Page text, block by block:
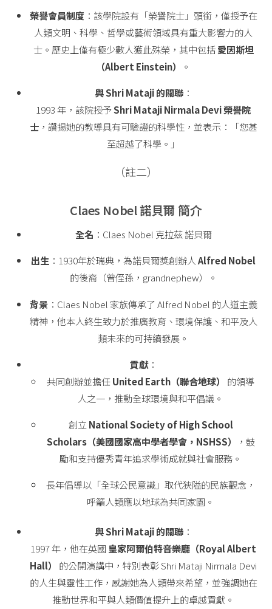
榮譽會員制度 ：該學院設有「榮譽院士」頭銜，僅授予在
人類文明、科學、哲學或藝術領域具有重大影響力的人
士。歷史上僅有極少數人獲此殊榮，其中包括愛因斯坦
（Albert Einstein）
。
與 Shri Mataji 的關聯：
1993 年，該院授予Shri Mataji Nirmala Devi 榮譽院
士，讚揚她的教導具有可驗證的科學性，並表示：「您甚
至超越了科學。」
（註二）
Claes Nobel 諾貝爾 簡介
全名 ：Claes Nobel 克拉茲 諾貝爾
出生 ：1930年於瑞典，為諾貝爾獎創辦人Alfred Nobel
的後裔（曾侄孫，grandnephew）。
背景：Claes Nobel 家族傳承了 Alfred Nobel 的人道主義
精神，他本人終生致力於推廣教育、環境保護、和平及人
類未來的可持續發展。
貢獻：
共同創辦並擔任United Earth（聯合地球）
的領導
人之一，推動全球環境與和平倡議。
創立 National Society of High School
Scholars（美國國家高中學者學會，NSHSS）
，鼓
勵和支持優秀青年追求學術成就與社會服務。
長年倡導以「全球公民意識」取代狹隘的民族觀念，
呼籲人類應以地球為共同家園。
與 Shri Mataji 的關聯：
1997 年，他在英國 皇家阿爾伯特音樂廳（Royal Albert
Hall）
的公開演講中，特別表彰 Shri Mataji Nirmala Devi
的人生與靈性工作，感謝她為人類帶來希望，並強調她在
推動世界和平與人類價值提升上的卓越貢獻。